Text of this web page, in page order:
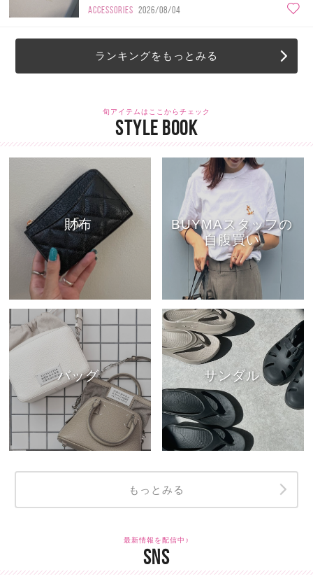
ACCESSORIES 2026/08/04
ランキングをもっとみる
旬アイテムはここからチェック
STYLE BOOK
財布
BUYMAスタッフの
自腹買い
バッグ サンダル
もっとみる
最新情報を配信中♪
SNS